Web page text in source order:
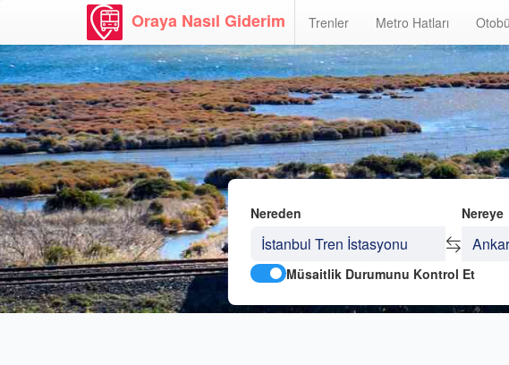
Oraya Nasıl Giderim Trenler Metro Hatları
Nereden Nereye
Müsaitlik Durumunu Kontrol Et